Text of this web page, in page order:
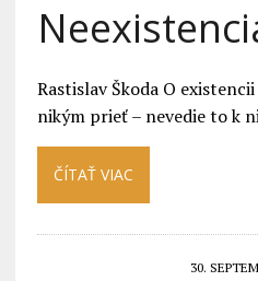
Rastislav Škoda O
nikým prieť – nevedie to k
ČÍTAŤ VIAC
30.